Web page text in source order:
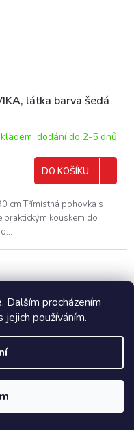
Dalším procházením
používáním.
látka barva šedá
dodání do 2-5 dnů
DO KOŠÍKU
cm Třímístná pohovka s
kouskem do